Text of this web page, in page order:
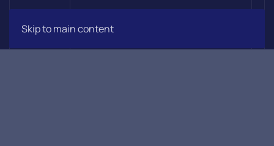
Skip to main content